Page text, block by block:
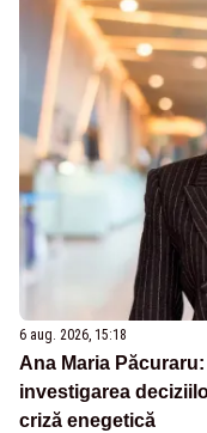
6 aug. 2026, 15:18
Ana Maria
investigarea
criză enegetică